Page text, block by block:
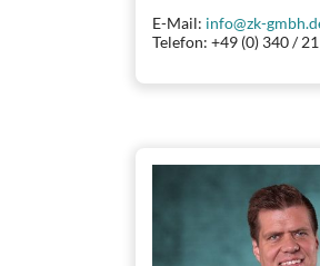
E-Mail: info@zk-
Telefon: +49 (0) 340 /